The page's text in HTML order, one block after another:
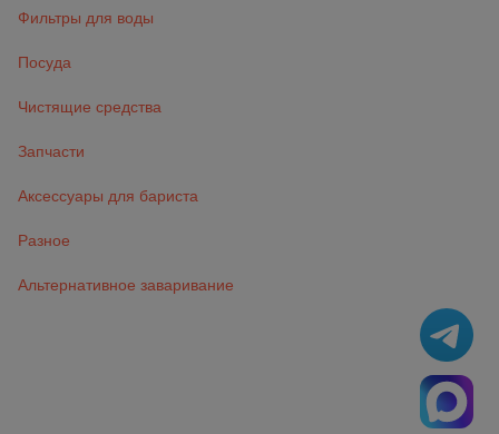
Фильтры для воды
Посуда
Чистящие средства
Запчасти
Аксессуары для бариста
Разное
Альтернативное заваривание